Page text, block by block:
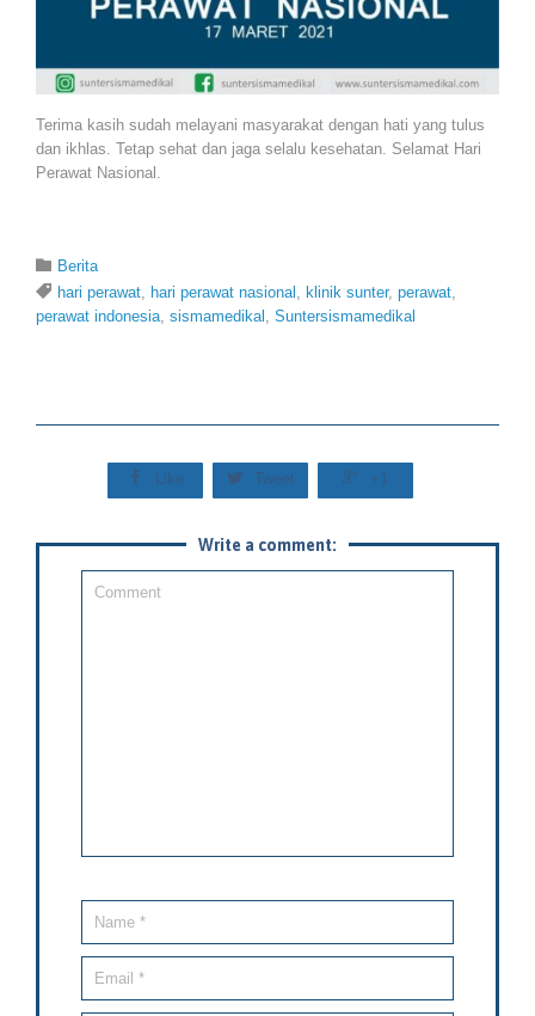
Terima kasih sudah melayani masyarakat dengan hati yang tulus
dan ikhlas. Tetap sehat dan jaga selalu kesehatan. Selamat Hari
Perawat Nasional.
 Category
Berita
 Tags
hari perawat hari perawat nasional klinik sunter, perawat
perawat indonesia sismamedikal Suntersismamedikal
 Like  Tweet  +1
Write a comment: